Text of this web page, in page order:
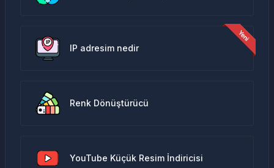
IP adresim nedir
Renk Dönüştürücü
YouTube Küçük Resim İndiricisi